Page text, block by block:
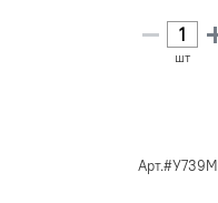
шт
Арт.#У739М